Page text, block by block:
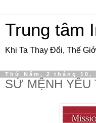
Trung tâm
Khi Ta Thay Đổi, Thế
Thứ Năm, 2 tháng 10,
SỨ MỆNH YÊU